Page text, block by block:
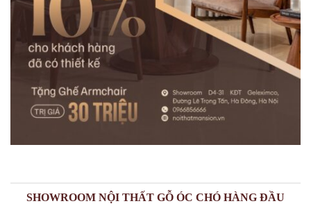
SHOWROOM NỘI THẤT GỖ ÓC CHÓ HÀNG ĐẦU